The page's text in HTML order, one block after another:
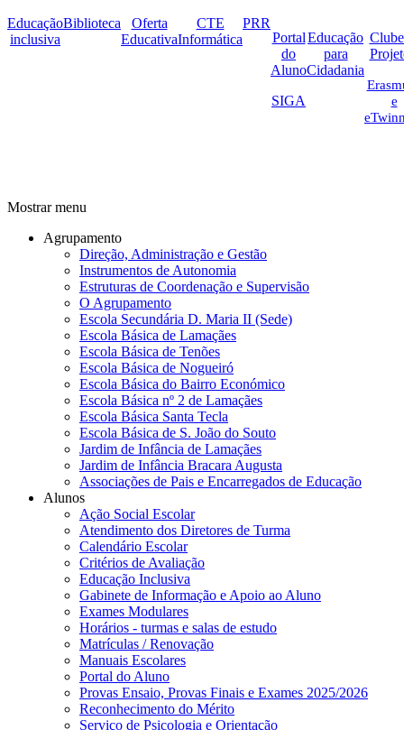
cte2.png
Educação
inclusiva
Biblioteca
Oferta
Educativa
CTE
Informática
PRR
Portal
do
Aluno
SIGA
Educação
para
Cidadania
e
Mostrar menu
Agrupamento
Direção, Administração e Gestão
Instrumentos de Autonomia
Estruturas de Coordenação e Supervisão
O Agrupamento
Escola Secundária D. Maria II (Sede)
Escola Básica de Lamaçães
Escola Básica de Tenões
Escola Básica de Nogueiró
Escola Básica do Bairro Económico
Escola Básica nº 2 de Lamaçães
Escola Básica Santa Tecla
Escola Básica de S. João do Souto
Jardim de Infância de Lamaçães
Jardim de Infância Bracara Augusta
Associações de Pais e Encarregados de Educação
Alunos
Ação Social Escolar
Atendimento dos Diretores de Turma
Calendário Escolar
Critérios de Avaliação
Educação Inclusiva
Gabinete de Informação e Apoio ao Aluno
Exames Modulares
Horários - turmas e salas de estudo
Matrículas / Renovação
Manuais Escolares
Portal do Aluno
Provas Ensaio, Provas Finais e Exames 2025/2026
Reconhecimento do Mérito
Serviço de Psicologia e Orientação